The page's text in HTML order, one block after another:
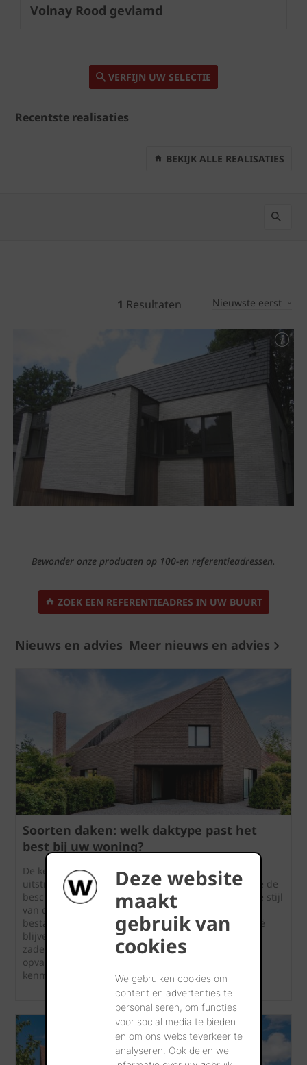
Deze website
maakt
gebruik van
cookies
We gebruiken cookies om
content en advertenties te
personaliseren, om functies
voor social media te bieden
en om ons websiteverkeer te
analyseren. Ook delen we
Volnay Rood gevlamd
VERFIJN UW SELECTIE
Recentste realisaties
BEKIJK ALLE REALISATIES
1 Resultaten Nieuwste eerst
Bewonder onze producten op 100-en referentieadressen.
ZOEK EEN REFERENTIEADRES IN UW BUURT
Nieuws en advies Meer nieuws en advies
Soorten daken: welk daktype past het
best bij uw woning?
De keuze van een dak gaat verder dan alleen de
uitstraling van uw woning. De dakvorm bepaalt mee de
beschikbare ruimte onder het dak, de architecturale stijl
van de woning en de mogelijke dakbedekking. Er
bestaan verschillende soorten daken, maar in België
blijven hellende daken populair. Van het klassieke
zadeldak tot een modern lessenaarsdak of een
opvallend boogdak: elke dakvorm heeft zijn eigen
kenmerken en voordelen.